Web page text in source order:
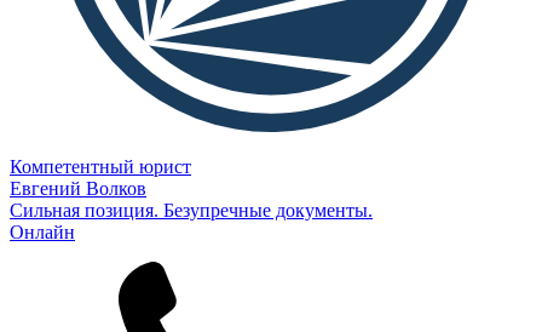
Компетентный юрист
Евгений Волков
Сильная позиция. Безупречные документы.
Онлайн